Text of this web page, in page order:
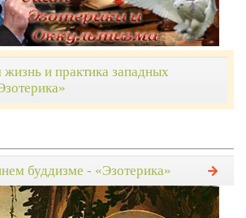
и практика западных
буддизме - «Эзотерика»